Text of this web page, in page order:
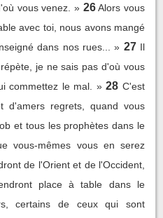
vous venez. » 26 Alors vous
avec toi, nous avons mangé
dans nos rues... » 27 Il
je ne sais pas d'où vous
commettez le mal. » 28 C'est
regrets, quand vous
et tous les prophètes dans le
vous-mêmes vous en serez
de l'Orient et de l'Occident,
place à table dans le
certains de ceux qui sont